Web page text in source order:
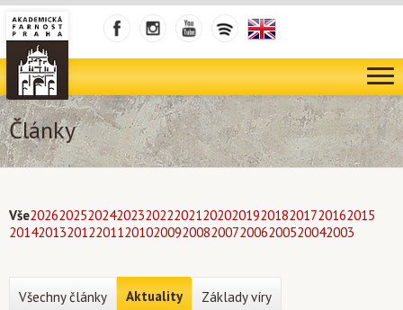
Články
Vše202620252024202320222021202020192018201720162015
201420132012201120102009200820072006200520042003
Všechny články Aktuality Základy víry